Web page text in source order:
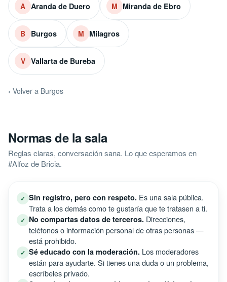
A Aranda de Duero M Miranda de Ebro
B Burgos M Milagros
V Vallarta de Bureba
‹ Volver a Burgos
Normas de la sala
Reglas claras, conversación sana. Lo que esperamos en
#Alfoz de Bricia.
✓ Sin registro, pero con respeto. Es una sala pública.
Trata a los demás como te gustaría que te tratasen a ti.
✓ No compartas datos de terceros. Direcciones,
teléfonos o información personal de otras personas —
está prohibido.
✓ Sé educado con la moderación. Los moderadores
están para ayudarte. Si tienes una duda o un problema,
escríbeles privado.